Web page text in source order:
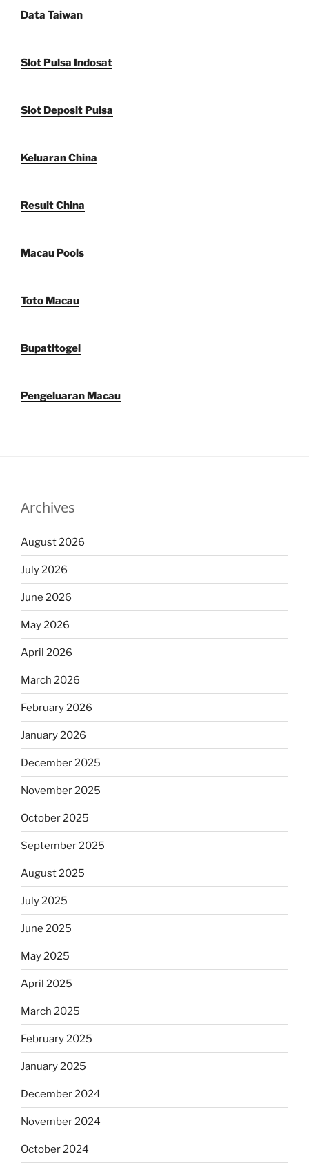
Data Taiwan
Slot Pulsa Indosat
Slot Deposit Pulsa
Keluaran China
Result China
Macau Pools
Toto Macau
Bupatitogel
Pengeluaran Macau
Archives
August 2026
July 2026
June 2026
May 2026
April 2026
March 2026
February 2026
January 2026
December 2025
November 2025
October 2025
September 2025
August 2025
July 2025
June 2025
May 2025
April 2025
March 2025
February 2025
January 2025
December 2024
November 2024
October 2024